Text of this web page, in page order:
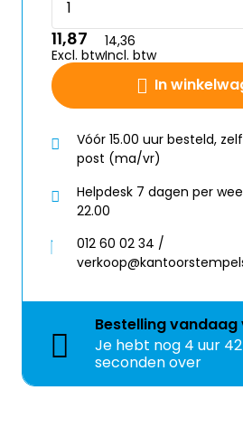
In
11,87
Excl. btw
14,36
Incl. btw
Vóór 15.00 uur besteld,
post (ma/vr)
Helpdesk 7 dagen per
22.00
012 60 02 34 /
Bestellingvandaag
Je hebt nog 4 uur
seconden over